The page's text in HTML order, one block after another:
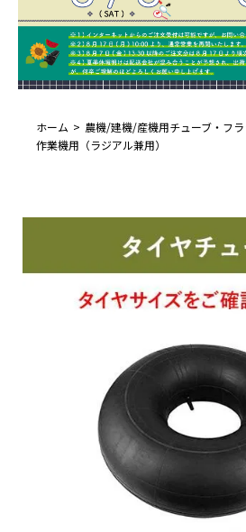
ホーム
農機/建機/産機用チューブ・フ
作業機用（ラジアル兼用）